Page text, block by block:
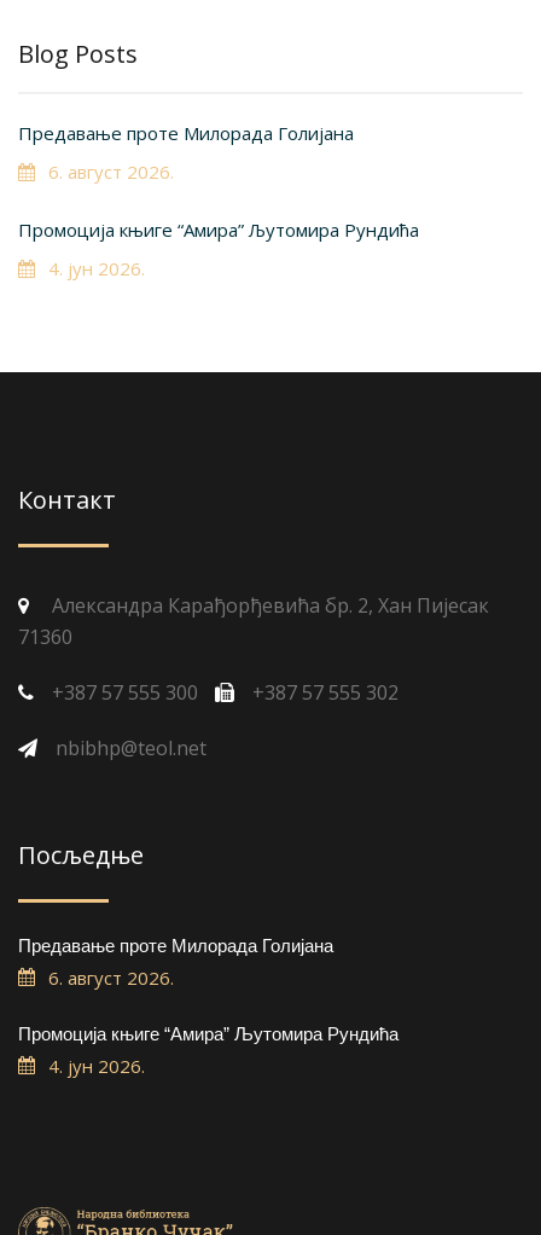
Blog Posts
Предавање проте Милорада Голијана
6. август 2026.
Промоција књиге “Амира” Љутомира Рундића
4. јун 2026.
Контакт
Александра Карађорђевића бр. 2, Хан Пијесак
71360
+387 57 555 300 +387 57 555 302
nbibhp@teol.net
Посљедње
Предавање проте Милорада Голијана
6. август 2026.
Промоција књиге “Амира” Љутомира Рундића
4. јун 2026.